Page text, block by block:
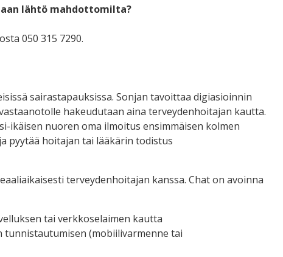
lähtö mahdottomilta?
050 315 7290.
sairastapauksissa. Sonjan tavoittaa digiasioinnin
hakeudutaan aina terveydenhoitajan kautta.
ikäisen nuoren oma ilmoitus ensimmäisen kolmen
pyytää hoitajan tai lääkärin todistus
terveydenhoitajan kanssa. Chat on avoinna
tai verkkoselaimen kautta
(mobiilivarmenne tai